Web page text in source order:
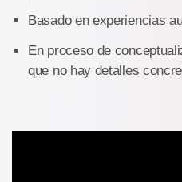
Basado en experiencias
En proceso de
que no hay detalles